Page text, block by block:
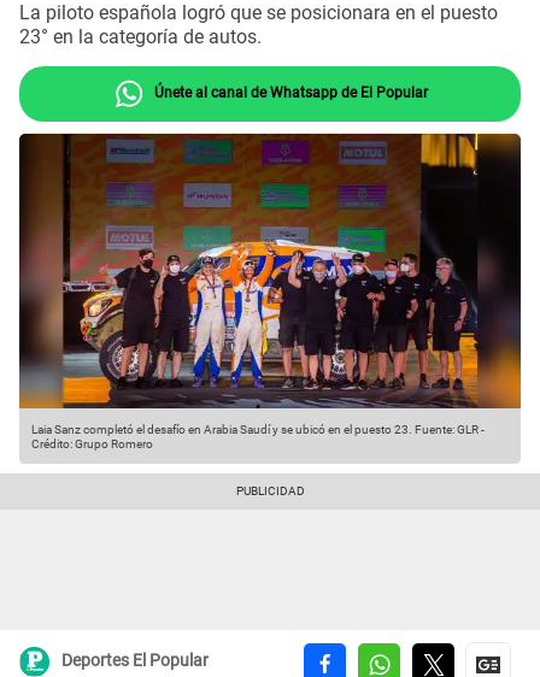
La piloto española logró que se posicionara en el puesto
23° en la categoría de autos.
Únete al canal de Whatsapp de El Popular
Laia Sanz completó el desafío en Arabia Saudí y se ubicó en el puesto 23. Fuente: GLR-
Crédito: Grupo Romero
Deportes El Popular